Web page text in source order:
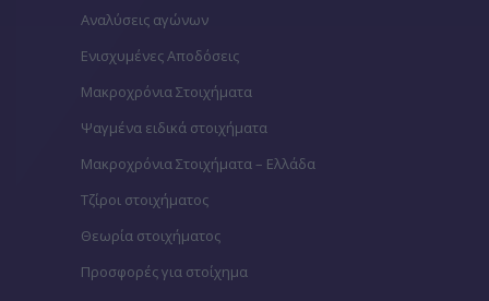
Αναλύσεις αγώνων
Ενισχυμένες Αποδόσεις
Μακροχρόνια Στοιχήματα
Ψαγμένα ειδικά στοιχήματα
Μακροχρόνια Στοιχήματα – Ελλάδα
Τζίροι στοιχήματος
Θεωρία στοιχήματος
Προσφορές για στοίχημα